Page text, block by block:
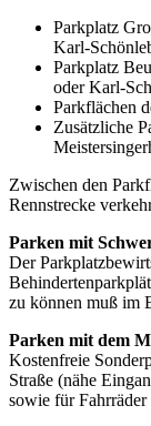
Parkplatz
Karl-
Parkplatz
oder Karl-
Parkflächen
Zusätzliche
Zwischen den
Rennstrecke
Parken mit
Der
zu können muß im
Parken mit dem
Kostenfreie
Straße (nähe
sowie für